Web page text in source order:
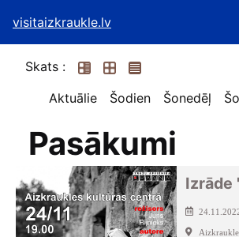
visitaizkraukle.lv
Skats :
Aktuālie
Šodien Šonedēļ
Pasākumi
Izrāde